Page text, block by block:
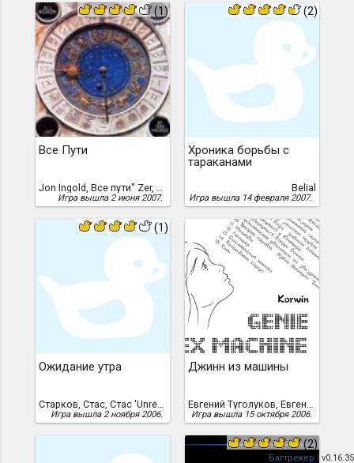
(1)
Все Пути
Jon Ingold, Все пути" Zer, 2001 год /перевод Всеволода Зубарева, 2007 г./
Игра вышла 2 июня 2007.
(2)
Хроника борьбы с
тараканами
Belial
Игра вышла 14 февраля 2007.
(1)
Ожидание утра
Старков, Стас, Стас 'Unreal' Старков, 2006 год, Ожидание утра"
Игра вышла 2 ноября 2006.
Джинн из машины
Евгений Туголуков, Евгений Туголуков aka Korwin
Игра вышла 15 октября 2006.
(2)
Багтрекер | v0.16.35